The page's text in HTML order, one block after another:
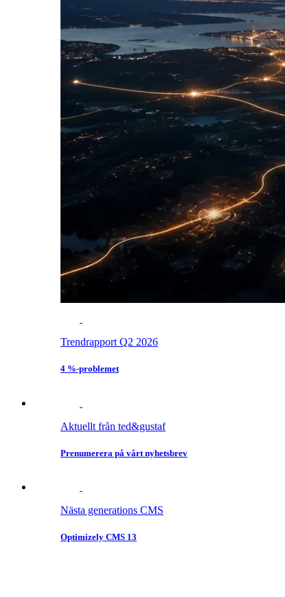
Trendrapport Q2 2026
4 %-problemet
Aktuellt från ted&gustaf
Prenumerera på vårt nyhetsbrev
Nästa generations CMS
Optimizely CMS 13